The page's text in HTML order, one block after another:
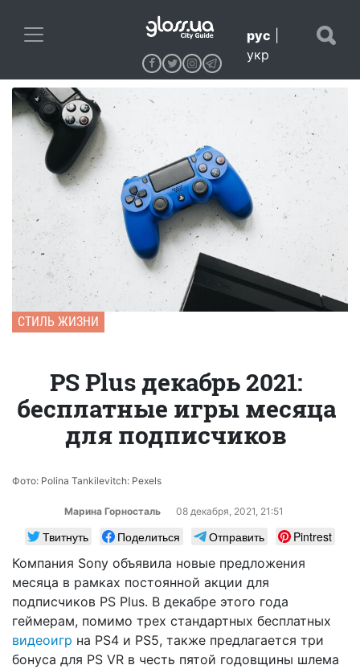
рус
укр
СТИЛЬ ЖИЗНИ
PS Plus декабрь 2021:
бесплатные игры месяца
для подписчиков
Фото: Polina Tankilevitch: Pexels
Марина Горносталь 08 декабря, 2021, 21:51
Твитнуть Поделиться Отправить
Pintrest
Компания Sony объявила новые предложения
месяца в рамках постоянной акции для
подписчиков PS Plus. В декабре этого года
геймерам, помимо трех стандартных бесплатных
видеоигр на PS4 и PS5, также предлагается три
бонуса для PS VR в честь пятой годовщины шлема